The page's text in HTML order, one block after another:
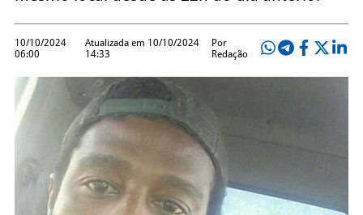
10/10/2024
06:00
Atualizada em 10/10/2024
14:33
Por
Redação